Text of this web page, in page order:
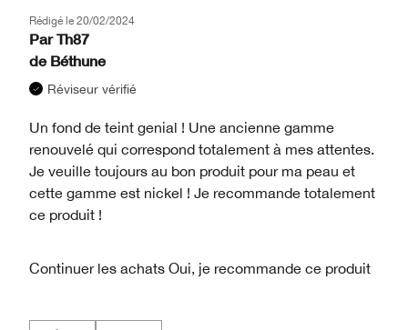
Rédigé le 20/02/2024
Par Th87
de Béthune
Réviseur vérifié
Un fond de teint genial ! Une ancienne gamme
renouvelé qui correspond totalement à mes attentes.
Je veuille toujours au bon produit pour ma peau et
cette gamme est nickel ! Je recommande totalement
ce produit !
Continuer les achats Oui, je recommande ce produit